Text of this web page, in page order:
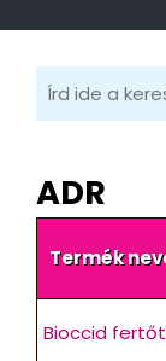
ADR
Termék
Bioccid